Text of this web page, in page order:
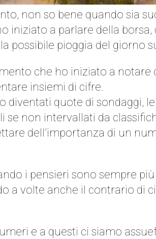
non so bene quando sia
iniziato a parlare della
possibile pioggia del giorno
che ho iniziato a
insiemi di cifre.
diventati quote di sondaggi,
se non intervallati da
dell’importanza di un
i pensieri sono sempre
a volte anche il contrario di
e a questi ci siamo